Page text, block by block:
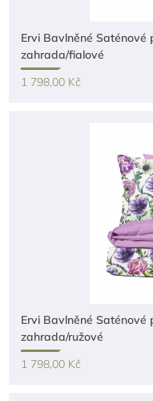
Ervi Bavlněné Saténové
zahrada/fialové
1 798,00 Kč
Ervi Bavlněné Saténové
zahrada/ružové
1 798,00 Kč